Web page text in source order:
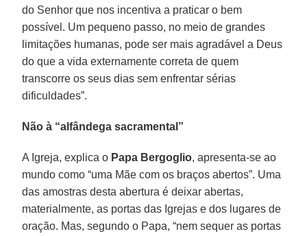
do Senhor que nos incentiva a praticar o bem
possível. Um pequeno passo, no meio de grandes
limitações humanas, pode ser mais agradável a Deus
do que a vida externamente correta de quem
transcorre os seus dias sem enfrentar sérias
dificuldades”.
Não à “alfândega sacramental”
A Igreja, explica o Papa Bergoglio, apresenta-se ao
mundo como “uma Mãe com os braços abertos”. Uma
das amostras desta abertura é deixar abertas,
materialmente, as portas das Igrejas e dos lugares de
oração. Mas, segundo o Papa, “nem sequer as portas